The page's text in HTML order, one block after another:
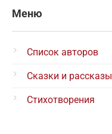
Меню
Список авторов
Сказки и рассказы
Стихотворения